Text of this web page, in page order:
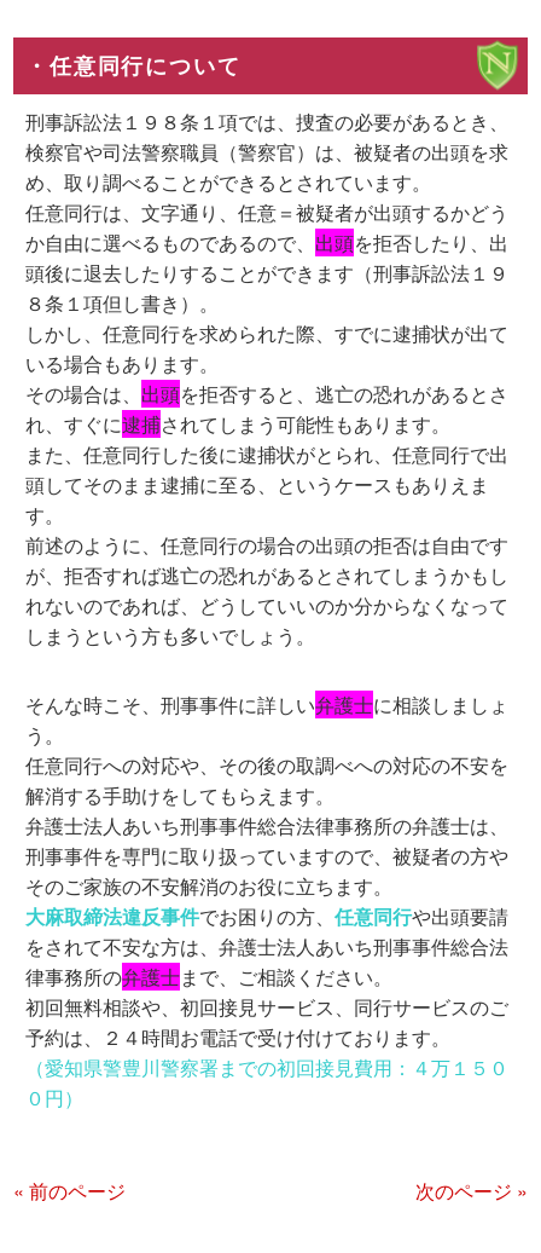
・任意同行について
刑事訴訟法１９８条１項では、捜査の必要があるとき、
検察官や司法警察職員（警察官）は、被疑者の出頭を求
め、取り調べることができるとされています。
任意同行は、文字通り、任意＝被疑者が出頭するかどう
か自由に選べるものであるので、 出頭を拒否したり、出
頭後に退去したりすることができます（刑事訴訟法１９
８条１項但し書き）。
しかし、任意同行を求められた際、すでに逮捕状が出て
いる場合もあります。
その場合は、 出頭を拒否すると、逃亡の恐れがあるとさ
れ、すぐに逮捕されてしまう可能性もあります。
また、任意同行した後に逮捕状がとられ、任意同行で出
頭してそのまま逮捕に至る、というケースもありえま
す。
前述のように、任意同行の場合の出頭の拒否は自由です
が、拒否すれば逃亡の恐れがあるとされてしまうかもし
れないのであれば、どうしていいのか分からなくなって
しまうという方も多いでしょう。
そんな時こそ、刑事事件に詳しい弁護士に相談しましょ
う。
任意同行への対応や、その後の取調べへの対応の不安を
解消する手助けをしてもらえます。
弁護士法人あいち刑事事件総合法律事務所の弁護士は、
刑事事件を専門に取り扱っていますので、被疑者の方や
そのご家族の不安解消のお役に立ちます。
大麻取締法違反事件でお困りの方、任意同行や出頭要請
をされて不安な方は、弁護士法人あいち刑事事件総合法
律事務所の弁護士まで、ご相談ください。
初回無料相談や、初回接見サービス、同行サービスのご
予約は、２４時間お電話で受け付けております。
（愛知県警豊川警察署までの初回接見費用：４万１５０
０円）
« 前のページ 次のページ »